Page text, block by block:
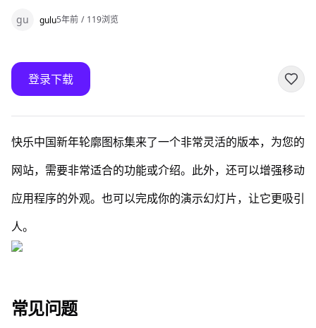
gu gulu5年前 / 119浏览
登录下载
快乐中国新年轮廓图标集来了一个非常灵活的版本，为您的
网站，需要非常适合的功能或介绍。此外，还可以增强移动
应用程序的外观。也可以完成你的演示幻灯片，让它更吸引
人。
常见问题